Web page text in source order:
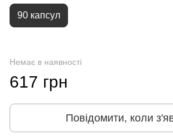
90 капсул
Немає в наявності
617 грн
Повідомити, коли